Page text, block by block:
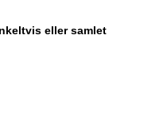
eller samlet